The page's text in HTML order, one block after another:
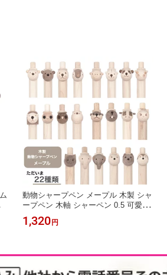
動物シャープペン メープル 木製 シャ
ープペン 木軸 シャーペン 0.5 可愛い
シャープペンシル 猫 シマエナガ 動物
アニマル 日本製 手作り ハンドメイド
わいいペン 可愛い文房具 シャーペン
1,320 円